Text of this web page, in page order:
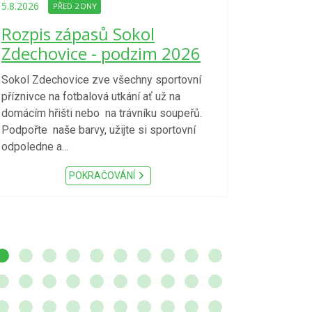
5.8.2026 PŘED 2 DNY
Rozpis zápasů Sokol
Zdechovice - podzim 2026
Sokol Zdechovice zve všechny sportovní
příznivce na fotbalová utkání ať už na
domácím hřišti nebo na trávníku soupeřů.
Podpořte naše barvy, užijte si sportovní
odpoledne a...
POKRAČOVÁNÍ